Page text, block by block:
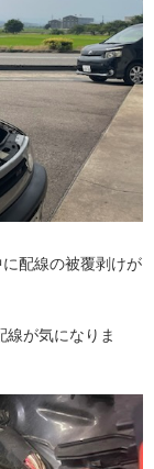
配線の被覆剥けが
線が気になりま